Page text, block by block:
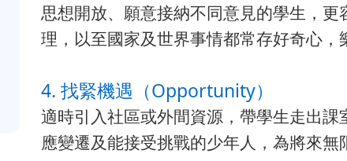
思想開放、願意接納不同意見的學生，
理，以至國家及世界事情都常存好奇心，
4. 找緊機遇（Opportunity）
適時引入社區或外間資源，帶學生走出
應變遷及能接受挑戰的少年人，為將來無